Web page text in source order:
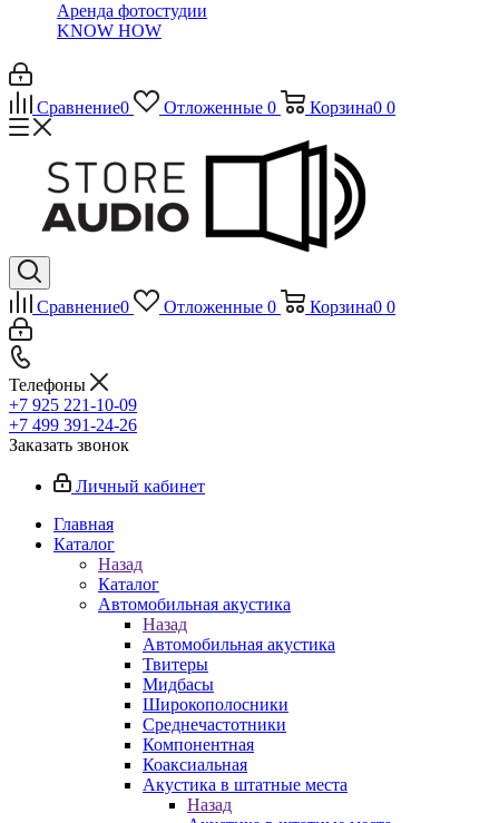
Аренда фотостудии
KNOW HOW
Сравнение0 Отложенные 0 Корзина0 0
Сравнение0 Отложенные 0 Корзина0 0
Телефоны
+7 925 221-10-09
+7 499 391-24-26
Заказать звонок
Личный кабинет
Главная
Каталог
Назад
Каталог
Автомобильная акустика
Назад
Автомобильная акустика
Твитеры
Мидбасы
Широкополосники
Среднечастотники
Компонентная
Коаксиальная
Акустика в штатные места
Назад